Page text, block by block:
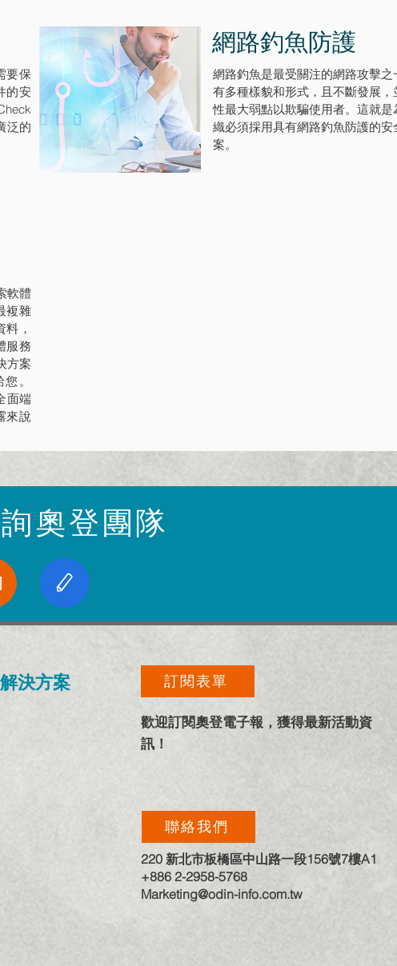
要保
的安
泛的
網路釣魚防護
網路釣魚是最受關注的網路攻擊之
有多種樣貌和形式，且不斷發展，
性最大弱點以欺騙使用者。這就是
織必須採用具有網路釣魚防護的安
案。
軟體
複雜
，
服務
方案
。
面端
來說
奧登團隊
​解決方案
訂閱表單
​歡迎訂閱奧登電子報，獲得最新活動資
訊！
聯絡我們
220 新北市板橋區中山路一段156號7樓A1
+886 2-2958-5768
Marketing@odin-info.com.tw